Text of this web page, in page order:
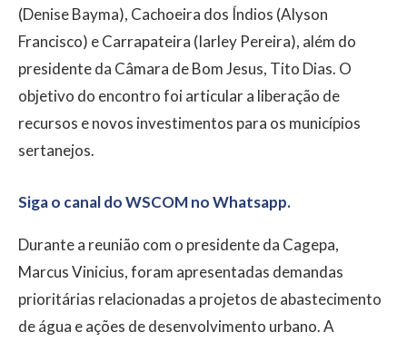
(Denise Bayma), Cachoeira dos Índios (Alyson
Francisco) e Carrapateira (Iarley Pereira), além do
presidente da Câmara de Bom Jesus, Tito Dias. O
objetivo do encontro foi articular a liberação de
recursos e novos investimentos para os municípios
sertanejos.
Siga o canal do WSCOM no Whatsapp.
Durante a reunião com o presidente da Cagepa,
Marcus Vinicius, foram apresentadas demandas
prioritárias relacionadas a projetos de abastecimento
de água e ações de desenvolvimento urbano. A